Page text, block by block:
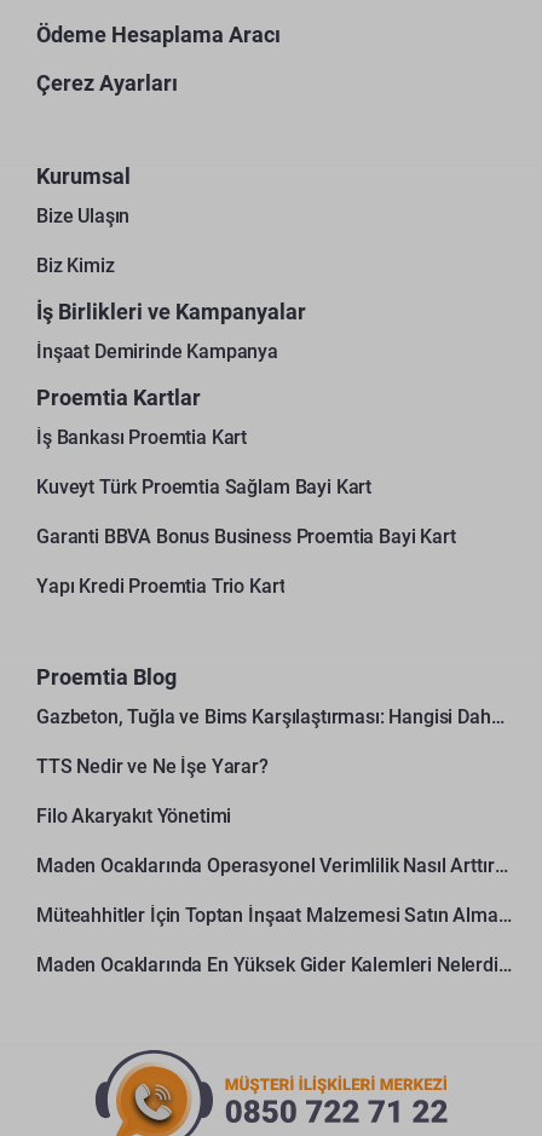
Ödeme Hesaplama Aracı
Çerez Ayarları
Kurumsal
Bize Ulaşın
Biz Kimiz
İş Birlikleri ve Kampanyalar
İnşaat Demirinde Kampanya
Proemtia Kartlar
İş Bankası Proemtia Kart
Kuveyt Türk Proemtia Sağlam Bayi Kart
Garanti BBVA Bonus Business Proemtia Bayi Kart
Yapı Kredi Proemtia Trio Kart
Proemtia Blog
Gazbeton, Tuğla ve Bims Karşılaştırması: Hangisi Daha Avantajlı?
TTS Nedir ve Ne İşe Yarar?
Filo Akaryakıt Yönetimi
Maden Ocaklarında Operasyonel Verimlilik Nasıl Arttırılır?
Müteahhitler İçin Toptan İnşaat Malzemesi Satın Alma Rehberi
Maden Ocaklarında En Yüksek Gider Kalemleri Nelerdir?